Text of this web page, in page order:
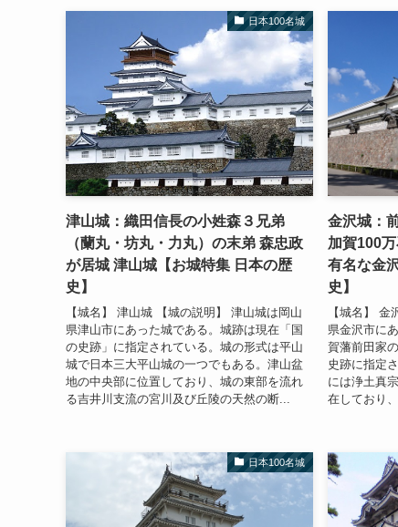
日本100名城
津山城：織田信長の小姓森３兄弟
（蘭丸・坊丸・力丸）の末弟 森忠政
が居城 津山城【お城特集 日本の歴
史】
【城名】 津山城 【城の説明】 津山城は岡山
県津山市にあった城である。城跡は現在「国
の史跡」に指定されている。城の形式は平山
城で日本三大平山城の一つでもある。津山盆
地の中央部に位置しており、城の東部を流れ
る吉井川支流の宮川及び丘陵の天然の断...
金沢城：
加賀100
有名な金
史】
【城名】 金
県金沢市に
賀藩前田家
史跡に指定
には浄土真
在しており
日本100名城